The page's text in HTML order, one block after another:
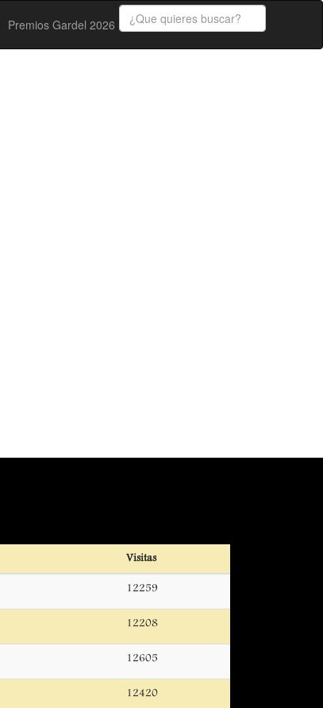
Premios Gardel 2026
Visitas
12259
12208
12605
12420